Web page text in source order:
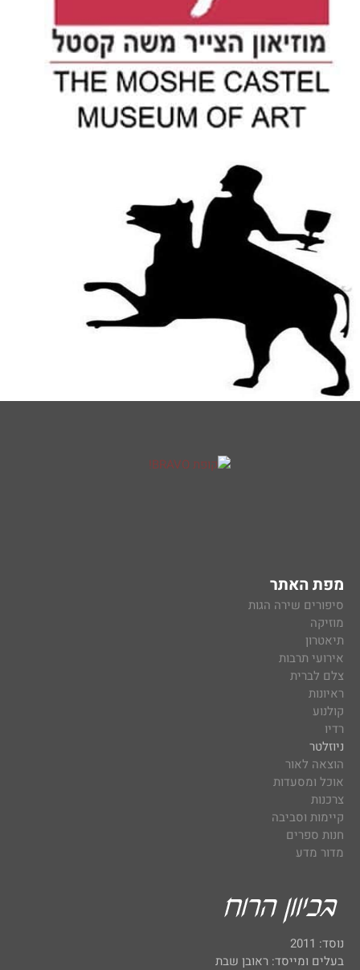
מפת האתר
סיפורים שירה הגות
מוזיקה
תיאטרון
אירועי תרבות
צלם לברית
ראיונות
קולנוע
רדיו
ניוזלטר
הוצאה לאור
אוכל ומסעדות
צרכנות
קיימות וסביבה
חנות ספרים
מדור מדע
נוסד: 2011
בעלים ומייסד: ראובן שבת